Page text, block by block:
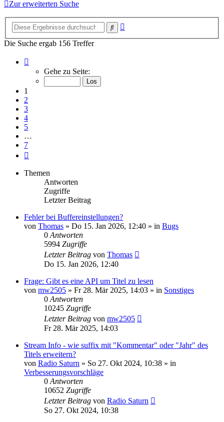
Zur erweiterten Suche
Suche
Die Suche ergab 156 Treffer
von
Gehe zu Seite:
1
2
3
4
5
…
7
Themen
Antworten
Zugriffe
Letzter Beitrag
Fehler bei Buffereinstellungen?
von Thomas » Do 15. Jan 2026, 12:40 » in Bugs
0 Antworten
5994 Zugriffe
Letzter Beitrag von Thomas
Do 15. Jan 2026, 12:40
Frage: Gibt es eine API um Titel zu lesen
von mw2505 » Fr 28. Mär 2025, 14:03 » in Sonstiges
0 Antworten
10245 Zugriffe
Letzter Beitrag von mw2505
Fr 28. Mär 2025, 14:03
Stream Info - wie suffix mit "Kommentar" oder "Jahr" des
Titels erweitern?
von Radio Saturn » So 27. Okt 2024, 10:38 » in
Verbesserungsvorschläge
0 Antworten
10652 Zugriffe
Letzter Beitrag von Radio Saturn
So 27. Okt 2024, 10:38